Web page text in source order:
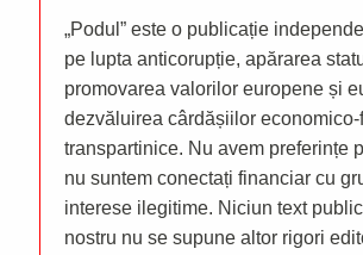
„Podul” este o publicație
pe lupta anticorupție, apărarea
promovarea valorilor europene și
dezvăluirea cârdășiilor
transpartinice. Nu avem preferințe
nu suntem conectați financiar cu
interese ilegitime. Niciun text
nostru nu se supune altor rigori